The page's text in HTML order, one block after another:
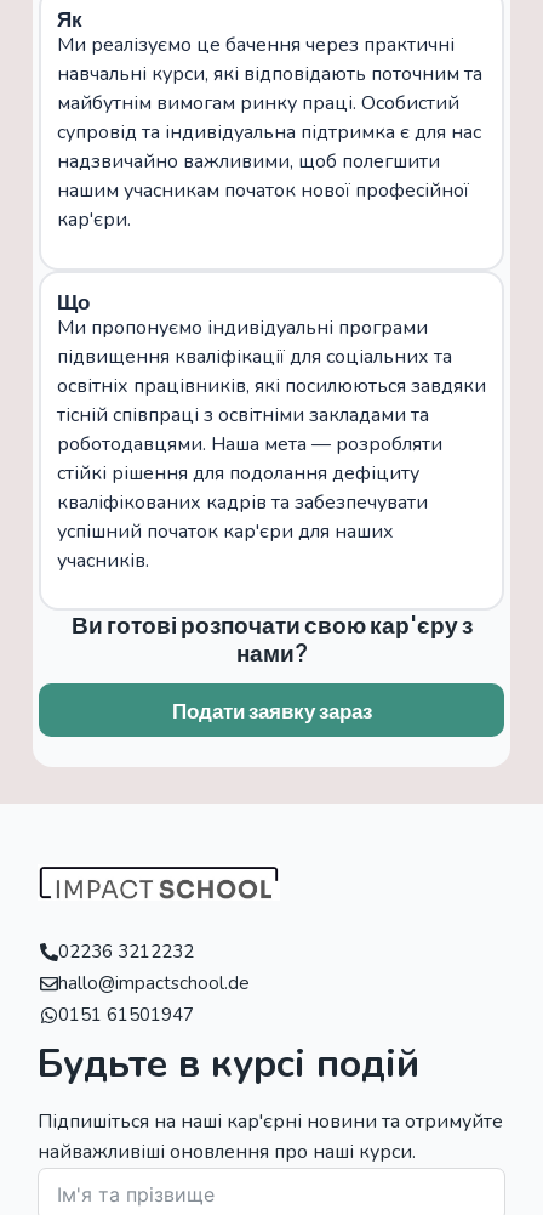
Як
Ми реалізуємо це бачення через практичні
навчальні курси, які відповідають поточним та
майбутнім вимогам ринку праці. Особистий
супровід та індивідуальна підтримка є для нас
надзвичайно важливими, щоб полегшити
нашим учасникам початок нової професійної
кар'єри.
Що
Ми пропонуємо індивідуальні програми
підвищення кваліфікації для соціальних та
освітніх працівників, які посилюються завдяки
тісній співпраці з освітніми закладами та
роботодавцями. Наша мета — розробляти
стійкі рішення для подолання дефіциту
кваліфікованих кадрів та забезпечувати
успішний початок кар'єри для наших
учасників.
Ви готові розпочати свою кар'єру з
нами?
Подати заявку зараз
02236 3212232
hallo@impactschool.de
0151 61501947
Будьте в курсі подій
Підпишіться на наші кар'єрні новини та отримуйте
найважливіші оновлення про наші курси.